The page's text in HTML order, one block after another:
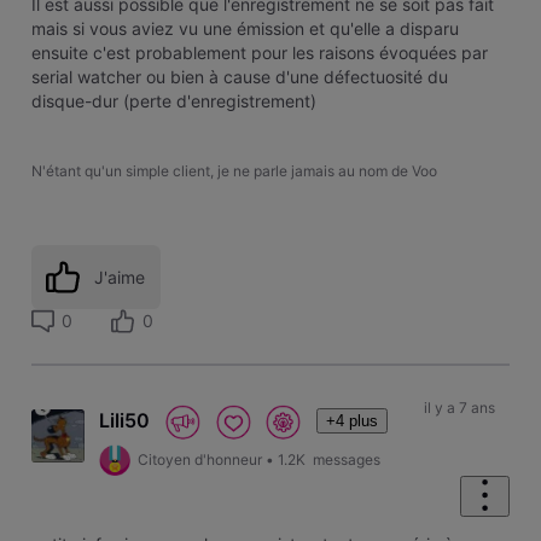
mais si vous aviez vu une émission et qu'elle a disparu
ensuite c'est probablement pour les raisons évoquées par
serial watcher ou bien à cause d'une défectuosité du
disque-dur (perte d'enregistrement)
N'étant qu'un simple client, je ne parle jamais au nom de Voo
J'aime
0 0
Lili50 +4 plus
Citoyen d'honneur • 1.2K messages
il y a 7 ans